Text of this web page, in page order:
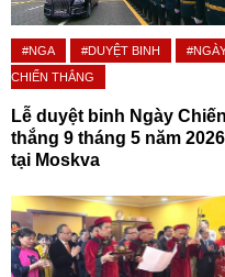
#NGA #DUYỆT BINH
CHIẾN THẮNG
Lễ duyệt binh Ngày Chiến
thắng 9 tháng 5 năm 2026
tại Moskva